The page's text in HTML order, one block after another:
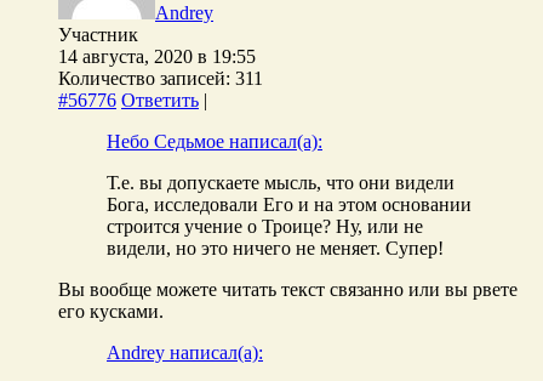
Andrey
Участник
14 августа, 2020 в 19:55
Количество записей: 311
#56776 Ответить |
Небо Седьмое написал(а):
Т.е. вы допускаете мысль, что они видели
Бога, исследовали Его и на этом основании
строится учение о Троице? Ну, или не
видели, но это ничего не меняет. Супер!
Вы вообще можете читать текст связанно или вы рвете
его кусками.
Andrey написал(а):